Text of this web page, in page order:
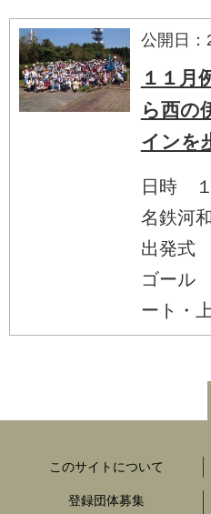
公開日：
１１月
ら西の
インを
日時
名鉄河
出発式
ゴール
ート・
このサイトについて
登録団体募集